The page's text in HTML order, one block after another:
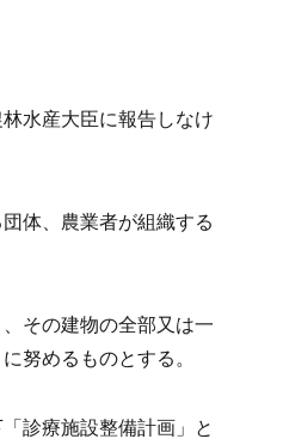
水産大臣に報告しなけ
体、農業者が組織する
その建物の全部又は一
努めるものとする。
診療施設整備計画」と